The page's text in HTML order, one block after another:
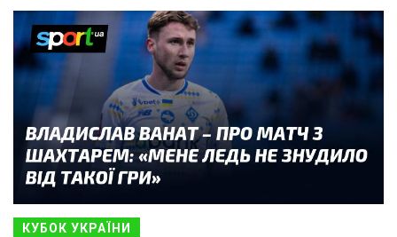
КУБОК УКРАЇНИ